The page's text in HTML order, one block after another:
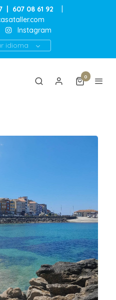
| 607 08 61 92
Instagram
idioma
0